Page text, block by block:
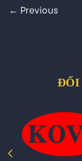
← Previous
ĐỐI